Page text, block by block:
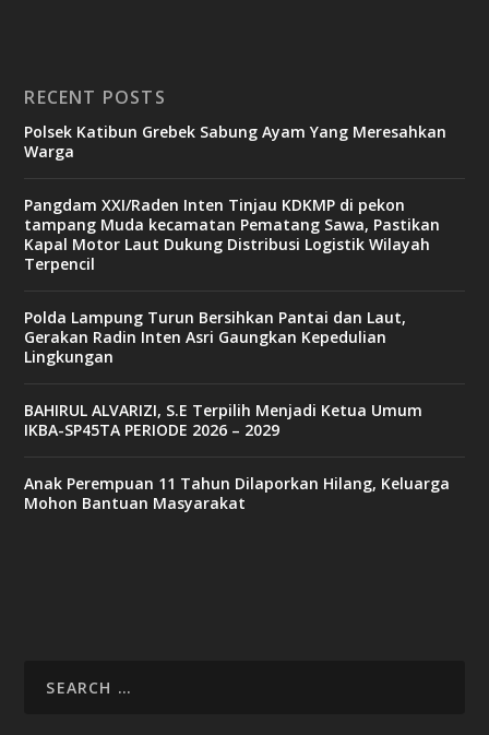
RECENT POSTS
Polsek Katibun Grebek Sabung Ayam Yang Meresahkan
Warga
Pangdam XXI/Raden Inten Tinjau KDKMP di pekon
tampang Muda kecamatan Pematang Sawa, Pastikan
Kapal Motor Laut Dukung Distribusi Logistik Wilayah
Terpencil
Polda Lampung Turun Bersihkan Pantai dan Laut,
Gerakan Radin Inten Asri Gaungkan Kepedulian
Lingkungan
BAHIRUL ALVARIZI, S.E Terpilih Menjadi Ketua Umum
IKBA-SP45TA PERIODE 2026 – 2029
Anak Perempuan 11 Tahun Dilaporkan Hilang, Keluarga
Mohon Bantuan Masyarakat